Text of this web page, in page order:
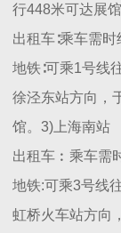
行448米可达展
出租车∶乘车需
地铁∶可乘1号线
徐泾东站方向，
馆。3)上海南站
出租车︰乘车需
地铁:可乘3号线
虹桥火车站方向